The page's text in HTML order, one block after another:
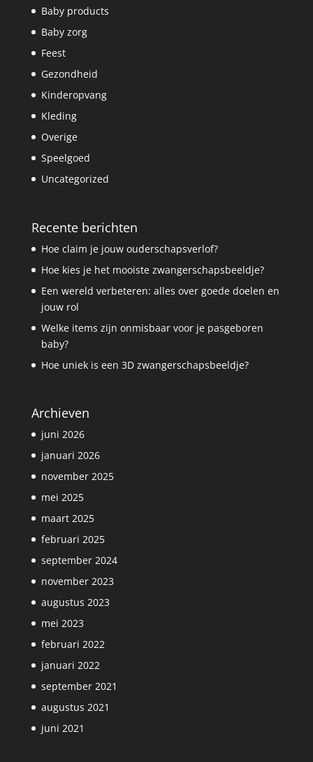
Baby products
Baby zorg
Feest
Gezondheid
Kinderopvang
Kleding
Overige
Speelgoed
Uncategorized
Recente berichten
Hoe claim je jouw ouderschapsverlof?
Hoe kies je het mooiste zwangerschapsbeeldje?
Een wereld verbeteren: alles over goede doelen en
jouw rol
Welke items zijn onmisbaar voor je pasgeboren
baby?
Hoe uniek is een 3D zwangerschapsbeeldje?
Archieven
juni 2026
januari 2026
november 2025
mei 2025
maart 2025
februari 2025
september 2024
november 2023
augustus 2023
mei 2023
februari 2022
januari 2022
september 2021
augustus 2021
juni 2021